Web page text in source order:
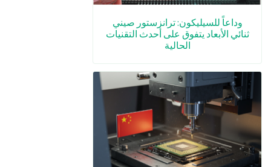
وداعاً للسيليكون: ترانزستور صيني
ثنائي الأبعاد يتفوق على أحدث التقنيات
الحالية